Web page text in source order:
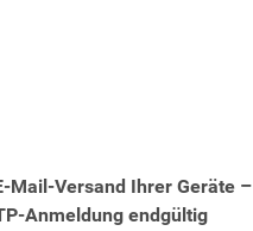
Mail-Versand Ihrer Geräte –
Anmeldung endgültig